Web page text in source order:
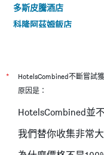
多斯皮騰酒店
科隆阿茲姆飯店
加奈維格考姆茲酒店 -
科隆米爾海姆智選假日
多姆弗瑞赫伊登酒店
洛林酒店
* HotelsCombined不斷嘗試
原因是：
HotelsCombined並
我們替你收集非常